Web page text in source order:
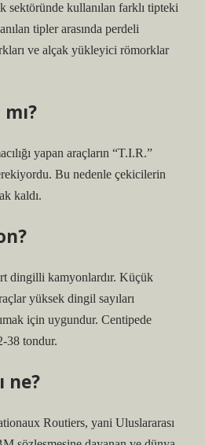
sektöründe kullanılan farklı tipteki
tipler arasında perdeli
ve alçak yükleyici römorklar
yapan araçların “T.I.R.”
Bu nedenle çekicilerin
kaldı.
dingilli kamyonlardır. Küçük
yüksek dingil sayıları
için uygundur. Centipede
38 tondur.
ne?
Routiers, yani Uluslararası